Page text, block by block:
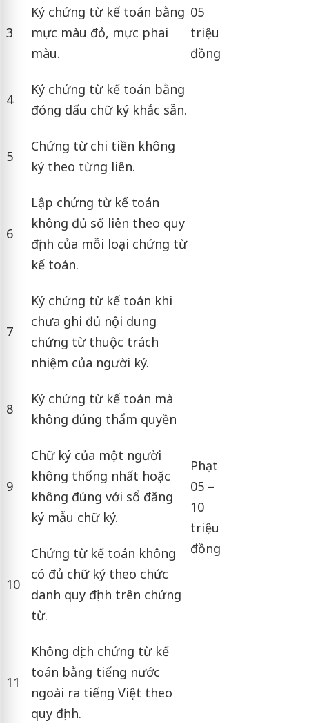
05
triệu
đồng
3
Ký chứng từ kế toán bằng
mực màu đỏ, mực phai
màu.
4
Ký chứng từ kế toán bằng
đóng dấu chữ ký khắc sẵn.
5
Chứng từ chi tiền không
ký theo từng liên.
6
Lập chứng từ kế toán
không đủ số liên theo quy
định của mỗi loại chứng từ
kế toán.
Phạt
05 –
10
triệu
đồng
7
Ký chứng từ kế toán khi
chưa ghi đủ nội dung
chứng từ thuộc trách
nhiệm của người ký.
8
Ký chứng từ kế toán mà
không đúng thẩm quyền
9
Chữ ký của một người
không thống nhất hoặc
không đúng với sổ đăng
ký mẫu chữ ký.
10
Chứng từ kế toán không
có đủ chữ ký theo chức
danh quy định trên chứng
từ.
11
Không dịch chứng từ kế
toán bằng tiếng nước
ngoài ra tiếng Việt theo
quy định.